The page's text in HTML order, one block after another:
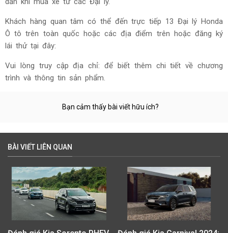
Khách hàng quan tâm có thể đến trực tiếp 13 Đại lý Honda
Ô tô trên toàn quốc hoặc các địa điểm trên hoặc đăng ký
lái thử tại đây:
Vui lòng truy cập địa chỉ: để biết thêm chi tiết về chương
trình và thông tin sản phẩm.
Bạn cảm thấy bài viết hữu ích?
BÀI VIẾT LIÊN QUAN